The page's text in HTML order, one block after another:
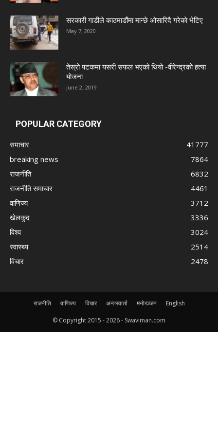
सरकारी गाडीले काठमाडौंमा मान्छे ओसारिदै गरेकाे भेटिए
May 7, 2020
तेस्रो पटकमा यसरी सफल भएको थियो -वीरेन्द्रको हत्या
योजना
June 2, 2019
POPULAR CATEGORY
समाचार
41777
breaking news
7864
राजनीति
6832
राजनीति समाचार
4461
वाणिज्य
3712
खेलकुद
3336
विश्व
3024
स्वास्थ्य
2514
विचार
2478
राजनीति वाणिज्य विचार अन्तरवार्ता मनोरञ्जन English
© Copyright 2015 -2026 - Swaviman.com